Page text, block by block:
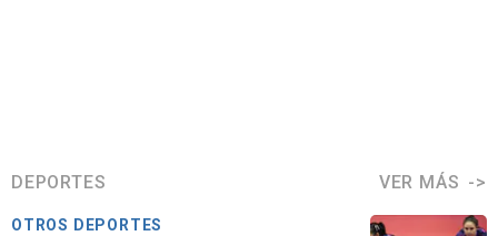
DEPORTES VER MÁS
OTROS DEPORTES